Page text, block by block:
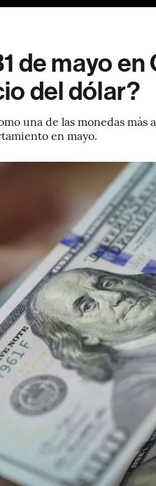
de mayo
del dólar?
una de las monedas
en mayo.